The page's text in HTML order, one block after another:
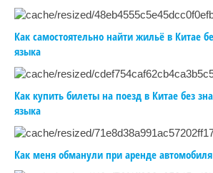
Как самостоятельно найти жильё в Китае
языка
Как купить билеты на поезд в Китае без
языка
Как меня обманули при аренде